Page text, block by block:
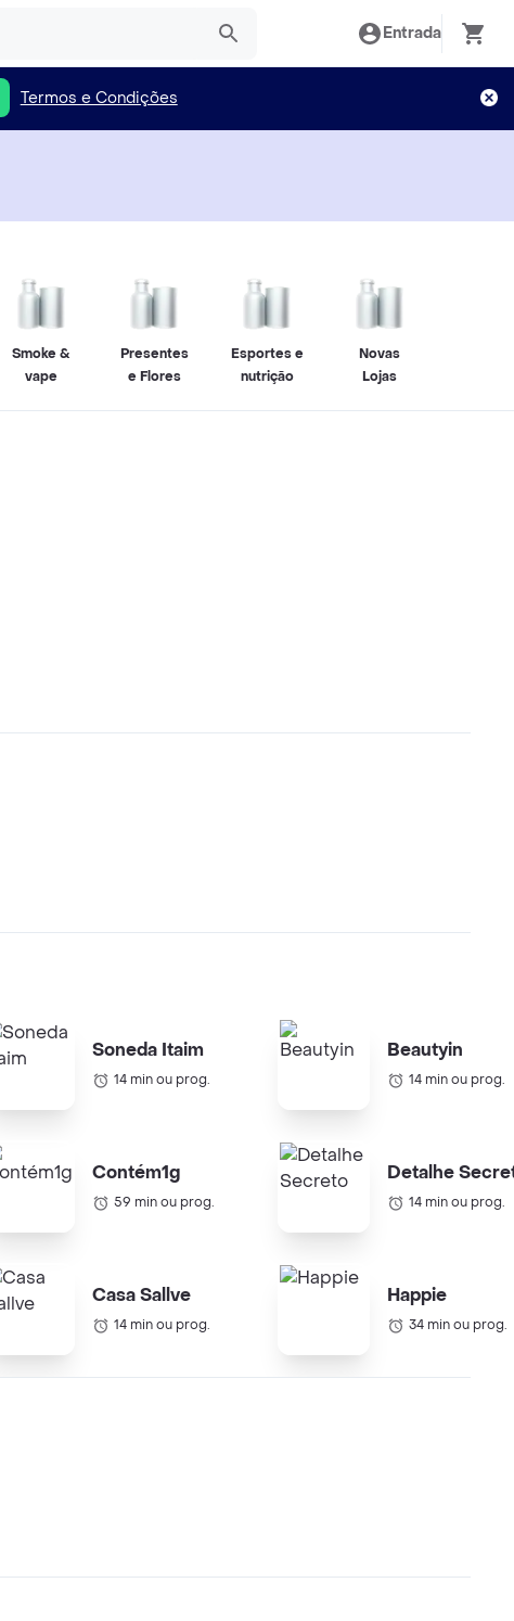
Entrada
Termos e Condições
Smoke &
vape
Presentes
e Flores
Esportes e
nutrição
Novas
Lojas
Soneda Itaim
14 min ou prog.
Contém1g
59 min ou prog.
Casa Sallve
14 min ou prog.
Beautyin
14 min ou prog.
Detalhe
14 min ou prog.
Happie
34 min ou prog.